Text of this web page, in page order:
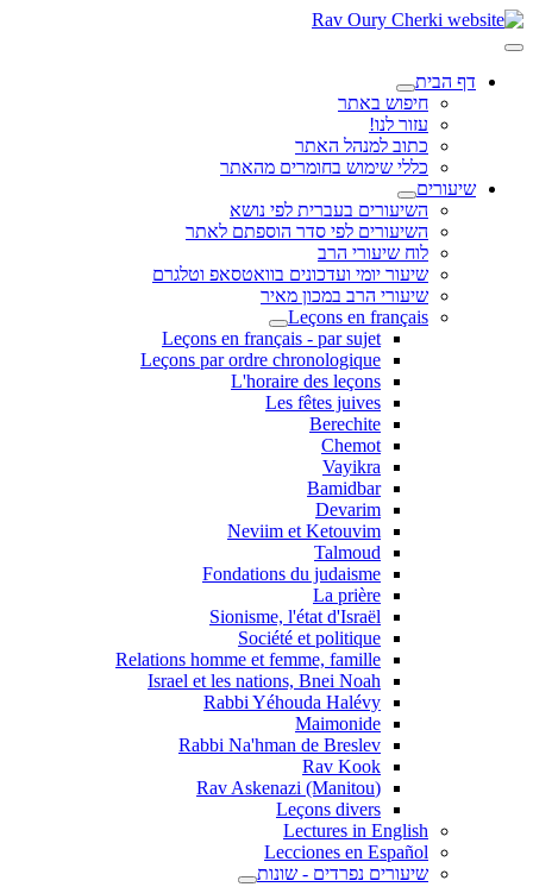
דף הבית
חיפוש באתר
עזור לנו!
כתוב למנהל האתר
כללי שימוש בחומרים מהאתר
שיעורים
השיעורים בעברית לפי נושא
השיעורים לפי סדר הוספתם לאתר
לוח שיעורי הרב
שיעור יומי ועדכונים בוואטסאפ וטלגרם
שיעורי הרב במכון מאיר
Leçons en français
Leçons en français - par sujet
Leçons par ordre chronologique
L'horaire des leçons
Les fêtes juives
Berechite
Chemot
Vayikra
Bamidbar
Devarim
Neviim et Ketouvim
Talmoud
Fondations du judaisme
La prière
Sionisme, l'état d'Israël
Société et politique
Relations homme et femme, famille
Israel et les nations, Bnei Noah
Rabbi Yéhouda Halévy
Maimonide
Rabbi Na'hman de Breslev
Rav Kook
(Rav Askenazi (Manitou
Leçons divers
Lectures in English
Lecciones en Español
שיעורים נפרדים - שונות